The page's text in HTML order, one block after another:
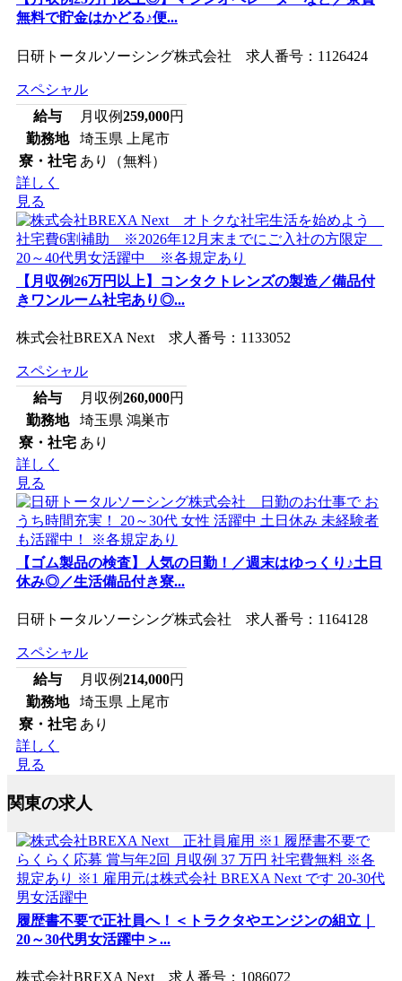
無料で貯金はかどる♪便...
日研トータルソーシング株式会社 求人番号：1126424
スペシャル
給与
月収例259,000円
勤務地
埼玉県 上尾市
寮・社宅 あり（無料）
詳しく
見る
【月収例26万円以上】コンタクトレンズの製造／備品付
きワンルーム社宅あり◎...
株式会社BREXA Next 求人番号：1133052
スペシャル
給与
月収例260,000円
勤務地
埼玉県 鴻巣市
寮・社宅 あり
詳しく
見る
【ゴム製品の検査】人気の日勤！／週末はゆっくり♪土日
休み◎／生活備品付き寮...
日研トータルソーシング株式会社 求人番号：1164128
スペシャル
給与
月収例214,000円
勤務地
埼玉県 上尾市
寮・社宅 あり
詳しく
見る
関東の求人
履歴書不要で正社員へ！＜トラクタやエンジンの組立｜
20～30代男女活躍中＞...
株式会社BREXA Next 求人番号：1086072